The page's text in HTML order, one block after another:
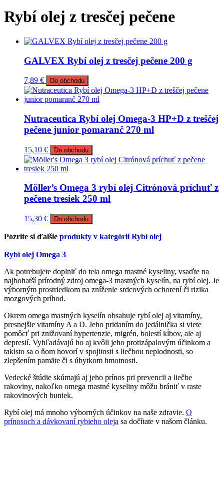
Rybí olej z tresčej pečene
GALVEX Rybí olej z tresčej pečene 200 g
7,89 € Do obchodu
Nutraceutica Rybí olej Omega-3 HP+D z treščej
pečene junior pomaranč 270 ml
15,10 € Do obchodu
Möller’s Omega 3 rybí olej Citrónová príchuť z
pečene tresiek 250 ml
15,30 € Do obchodu
Pozrite si ďalšie produkty v kategórii Rybí olej
Rybí olej Omega 3
Ak potrebujete doplniť do tela omega mastné kyseliny, vsaďte na
najbohatší prírodný zdroj omega-3 mastných kyselín, na rybí olej. Je
výborným prostriedkom na zníženie srdcových ochorení či rizika
mozgových príhod.
Okrem omega mastných kyselín obsahuje rybí olej aj vitamíny,
presnejšie vitamíny A a D. Jeho pridaním do jedálnička si viete
pomôcť pri znižovaní hypertenzie, migrén, bolestí kĺbov, ale aj
depresií. Vyhľadávajú ho aj kvôli jeho protizápalovým účinkom a
takisto sa o ňom hovorí v spojitosti s liečbou neplodnosti, so
zlepšením pamäte či s úbytkom hmotnosti.
Vedecké štúdie skúmajú aj jeho prínos pri prevencii a liečbe
rakoviny, nakoľko omega mastné kyseliny môžu brániť v raste
rakovinových buniek.
Rybí olej má mnoho výborných účinkov na naše zdravie. O
prínosoch a dávkovaní rybieho oleja sa dočítate v našom článku.